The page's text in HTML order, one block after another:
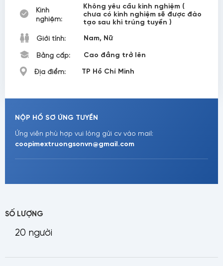
Kinh
nghiệm:
Không yêu cầu kinh nghiệm (
chưa có kinh nghiệm sẽ được đào
tạo sau khi trúng tuyển )
Giới tính: Nam, Nữ
Bằng cấp: Cao đẳng trở lên
Địa điểm: TP Hồ Chí Minh
NỘP HỒ SƠ ỨNG TUYỀN
Ứng viên phù hợp vui lòng gửi cv vào mail:
coopimextruongsonvn@gmail.com
SỐ LƯỢNG
20 người